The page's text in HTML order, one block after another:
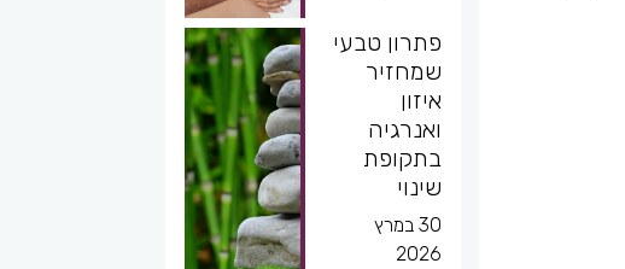
פתרון טבעי
שמחזיר
איזון
ואנרגיה
בתקופת
שינוי
30 במרץ
2026